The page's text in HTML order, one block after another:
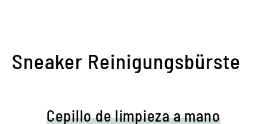
Sneaker Reinigungsbürste
Cepillo de limpieza a mano